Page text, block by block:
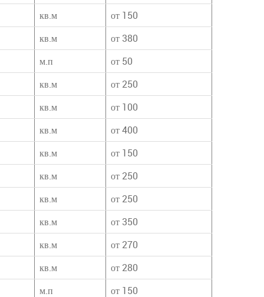
кв.м
от 150
кв.м
от 380
м.п
от 50
кв.м
от 250
кв.м
от 100
кв.м
от 400
кв.м
от 150
кв.м
от 250
кв.м
от 250
кв.м
от 350
кв.м
от 270
кв.м
от 280
м.п
от 150